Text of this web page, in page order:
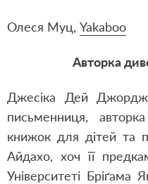
Олеся Муц, Yakaboo
Авторка
Джесіка Дей Джордж
письменниця,
книжок для дітей та
Айдахо, хоч її
Університеті Бріґама